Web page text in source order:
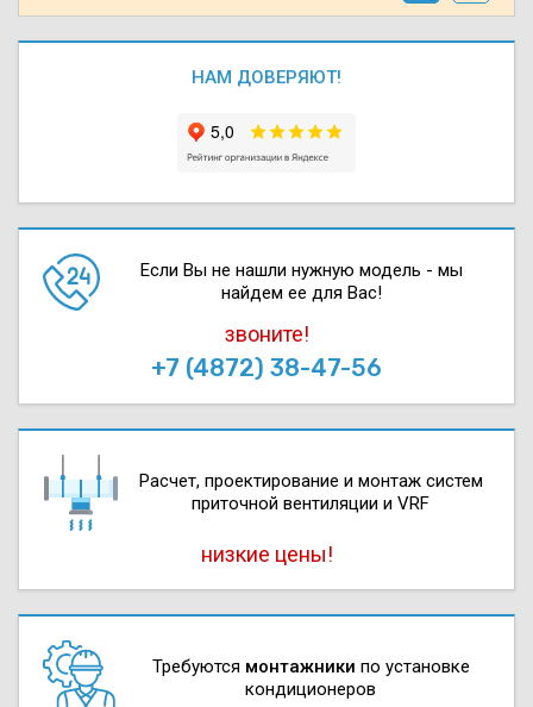
НАМ ДОВЕРЯЮТ!
Если Вы не нашли нужную модель - мы
найдем ее для Вас!
звоните!
+7 (4872) 38-47-56
Расчет, проектирова­ние и монтаж систем
приточной вентиляции и VRF
низкие цены!
Требуются монтажники по установке
кондиционеров